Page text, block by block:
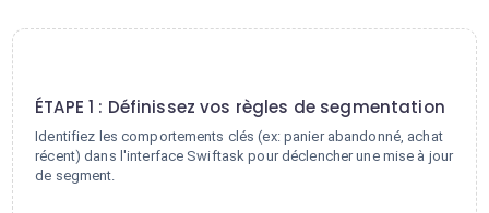
ÉTAPE 1 : Définissez vos règles de segmentation
Identifiez les comportements clés (ex: panier abandonné, achat
récent) dans l'interface Swiftask pour déclencher une mise à jour
de segment.